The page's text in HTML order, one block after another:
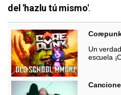
del 'hazlu tú mismo'.
Un
escuela